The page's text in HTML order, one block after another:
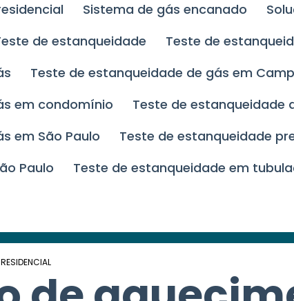
Sistema de gás encanado
Teste de estanqueidade
Teste de
Teste de estanqueidade de gás em
em condomínio
Teste de estanqueidade
em São Paulo
Teste de estanqueidade
Paulo
Teste de estanqueidade em